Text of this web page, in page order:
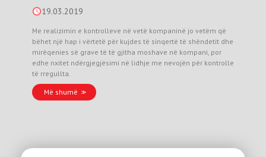
19.03.2019
Me realizimin e kontrolleve në vetë kompaninë jo vetëm që
bëhet një hap i vërtetë për kujdes të sinqertë të shëndetit dhe
mirëqenies së grave të të gjitha moshave në kompani, por
edhe nxitet ndërgjegjësimi në lidhje me nevojën për kontrolle
të rregullta.
Më shumë